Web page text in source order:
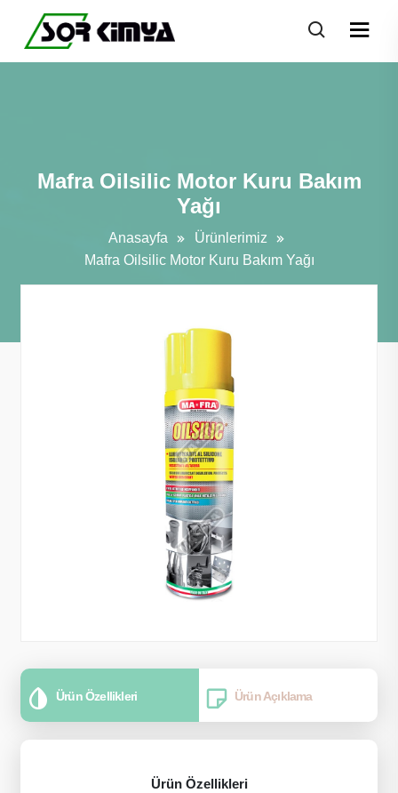
Mafra Oilsilic Motor Kuru Bakım
Yağı
Anasayfa
Ürünlerimiz
Mafra Oilsilic Motor Kuru Bakım Yağı
Ürün Özellikleri Ürün Açıklama
Ürün Özellikleri